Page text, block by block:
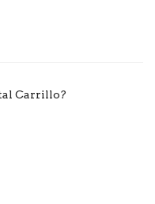
Carrillo?